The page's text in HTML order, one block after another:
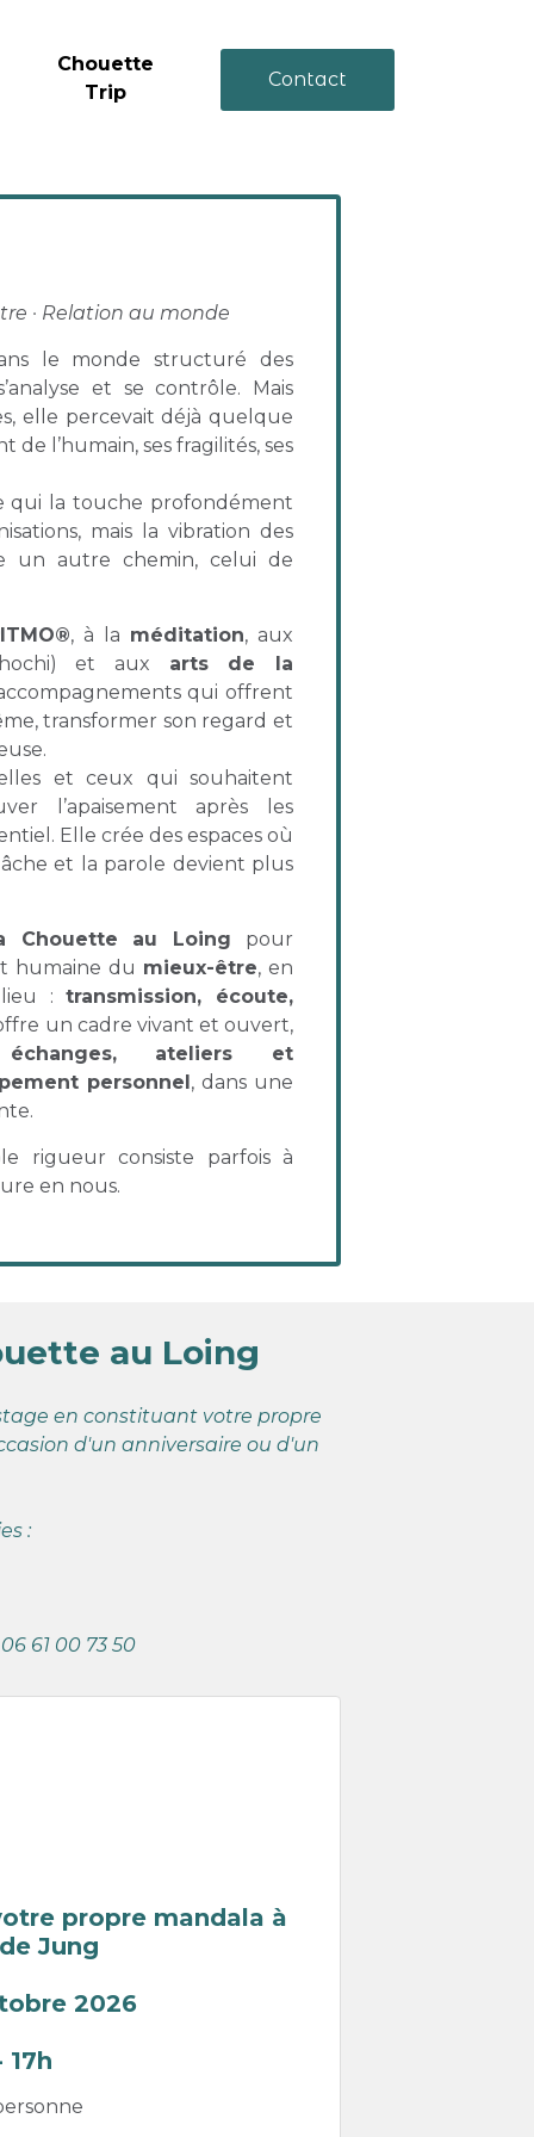
Chouette
Trip
Contact
· Relation au monde
le monde structuré des
et se contrôle. Mais
elle percevait déjà quelque
l’humain, ses fragilités, ses
qui la touche profondément
mais la vibration des
un autre chemin, celui de
, à la méditation, aux
et aux arts de la
qui offrent
transformer son regard et
et ceux qui souhaitent
l’apaisement après les
Elle crée des espaces où
et la parole devient plus
Chouette au Loing pour
humaine du mieux-être, en
lieu :transmission, écoute,
un cadre vivant et ouvert,
échanges, ateliers et
personnel, dans une
rigueur consiste parfois à
en nous.
au Loing
en constituant votre propre
d'un anniversaire ou d'un
:
61 00 73 50
propre mandala à
Jung
2026
17h